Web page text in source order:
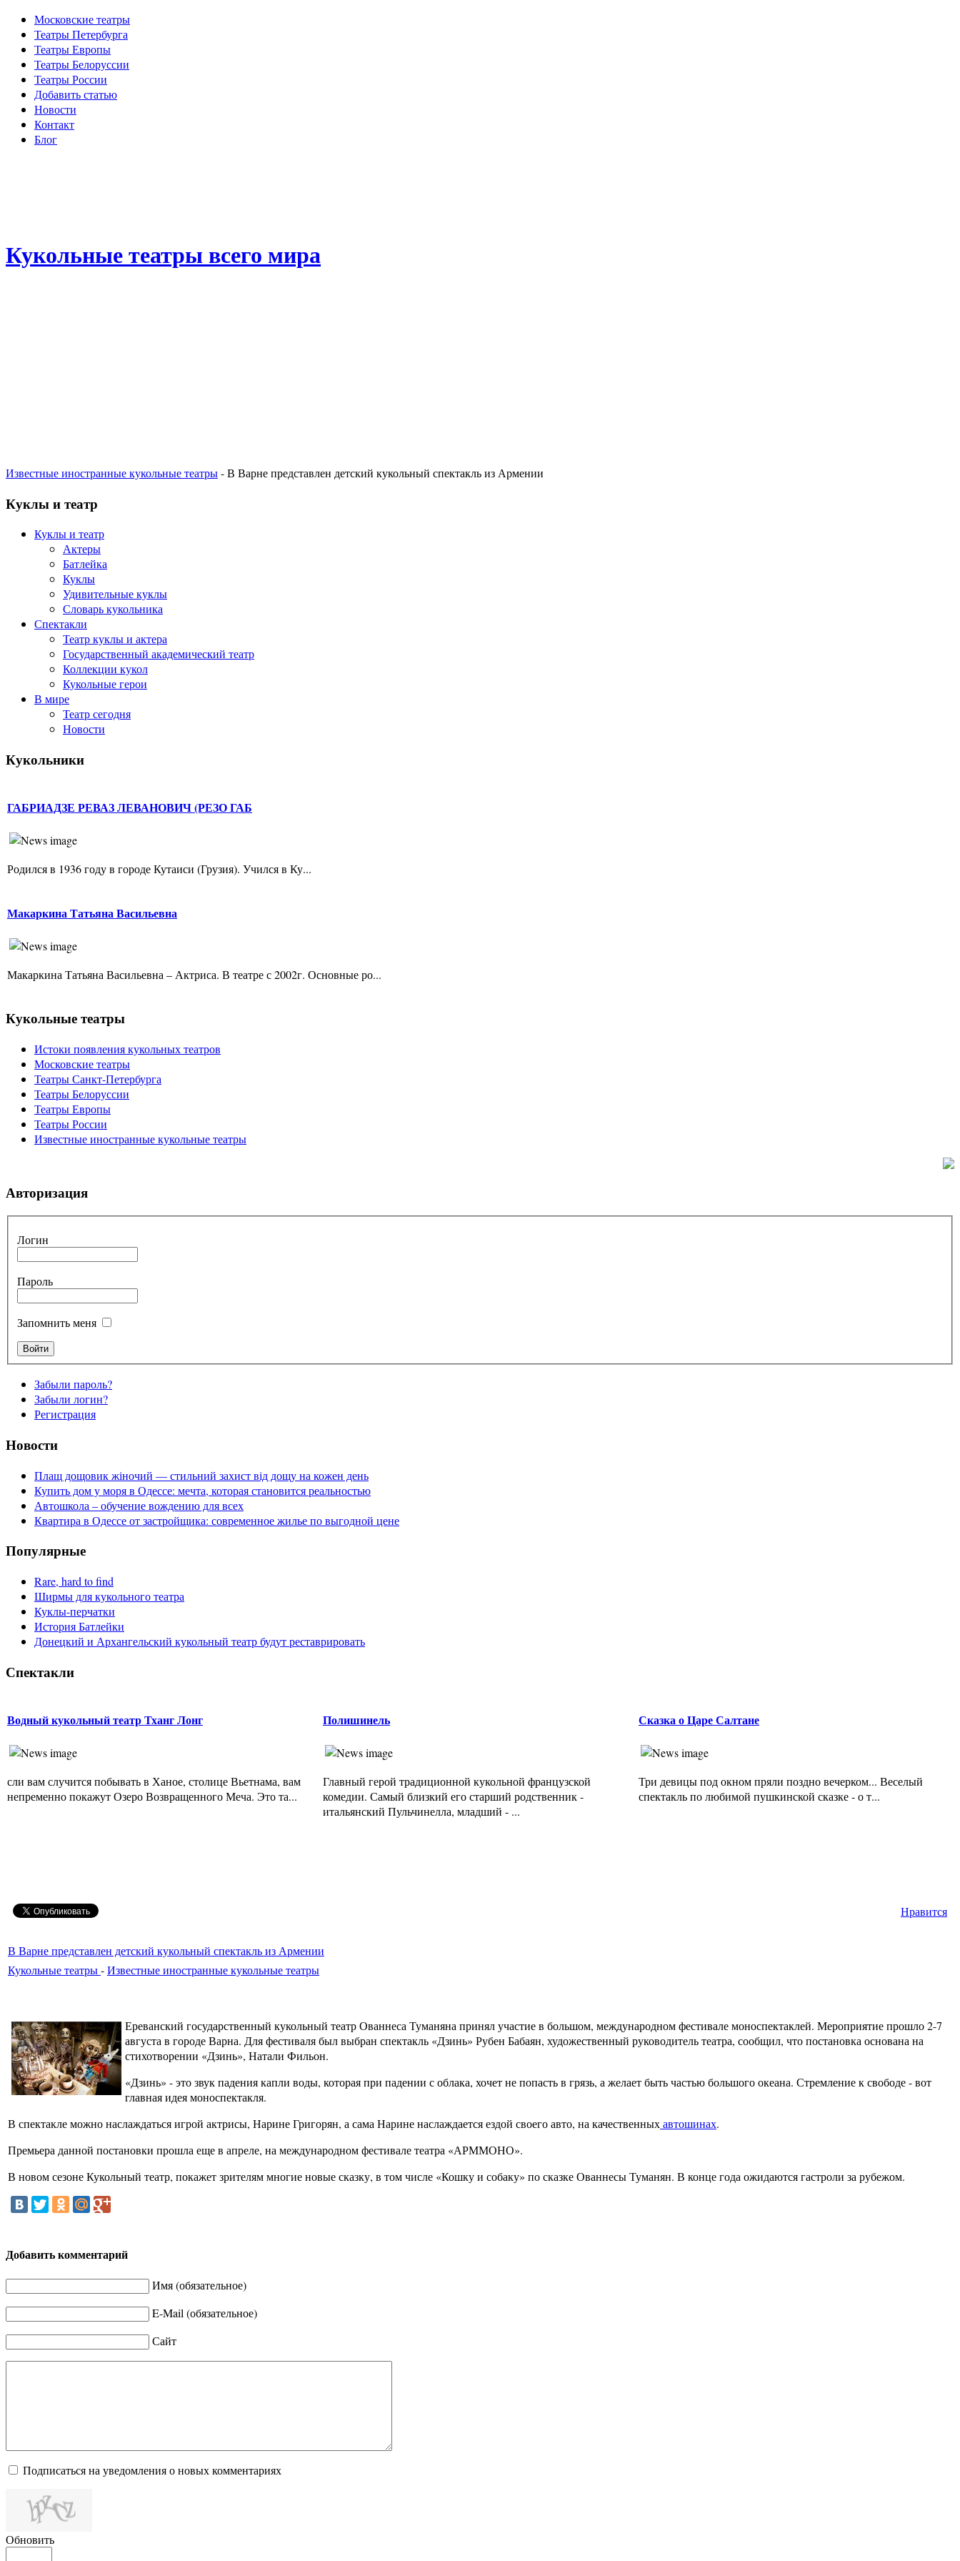
Московские театры
Театры Петербурга
Театры Европы
Театры Белоруссии
Театры России
Добавить статью
Новости
Контакт
Блог
Кукольные театры всего мира
Известные иностранные кукольные театры- В Варне представлен детский кукольный спектакль из Армении
Куклы и театр
Куклы и театр
Актеры
Батлейка
Куклы
Удивительные куклы
Словарь кукольника
Спектакли
Театр куклы и актера
Государственный академический театр
Коллекции кукол
Кукольные герои
В мире
Театр сегодня
Новости
Кукольники
ГАБРИАДЗЕ РЕВАЗ ЛЕВАНОВИЧ (РЕЗО ГАБ
Родился в 1936 году в городе Кутаиси (Грузия). Учился в Ку...
Макаркина Татьяна Васильевна
Макаркина Татьяна Васильевна – Актриса. В театре с 2002г. Основные ро...
Кукольные театры
Истоки появления кукольных театров
Московские театры
Театры Санкт-Петербурга
Театры Белоруссии
Театры Европы
Театры России
Известные иностранные кукольные театры
Авторизация
Логин
Пароль
Запомнить меня
Забыли пароль?
Забыли логин?
Регистрация
Новости
Плащ дощовик жіночий — стильний захист від дощу на кожен день
Купить дом у моря в Одессе: мечта, которая становится реальностью
Автошкола – обучение вождению для всех
Квартира в Одессе от застройщика: современное жилье по выгодной цене
Популярные
Rare, hard to find
Ширмы для кукольного театра
Куклы-перчатки
История Батлейки
Донецкий и Архангельский кукольный театр будут реставрировать
Спектакли
Водный кукольный театр Тханг Лонг
сли вам случится побывать в Ханое, столице Вьетнама, вам
непременно покажут Озеро Возвращенного Меча. Это та...
Полишинель
Главный герой традиционной кукольной французской
комедии. Самый близкий его старший родственник -
итальянский Пульчинелла, младший - ...
Сказка о Царе Салтане
Три девицы под окном пряли поздно вечерком... Веселый
спектакль по любимой пушкинской сказке - о т...
Нравится
В Варне представлен детский кукольный спектакль из Армении
Кукольные театры-Известные иностранные кукольные театры
Ереванский государственный кукольный театр Ованнеса Туманяна принял участие в большом, международном фестивале моноспектаклей. Мероприятие прошло 2-7
августа в городе Варна. Для фестиваля был выбран спектакль «Дзинь» Рубен Бабаян, художественный руководитель театра, сообщил, что постановка основана на
стихотворении «Дзинь», Натали Фильон.
«Дзинь» - это звук падения капли воды, которая при падении с облака, хочет не попасть в грязь, а желает быть частью большого океана. Стремление к свободе - вот
главная идея моноспектакля.
В спектакле можно наслаждаться игрой актрисы, Нарине Григорян, а сама Нарине наслаждается ездой своего авто, на качественныхавтошинах.
Премьера данной постановки прошла еще в апреле, на международном фестивале театра «АРММОНО».
В новом сезоне Кукольный театр, покажет зрителям многие новые сказку, в том числе «Кошку и собаку» по сказке Ованнесы Туманян. В конце года ожидаются гастроли за рубежом.
Добавить комментарий
Имя (обязательное)
E-Mail (обязательное)
Сайт
Подписаться на уведомления о новых комментариях
Обновить